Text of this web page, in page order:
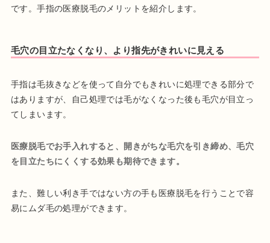
です。手指の医療脱毛のメリットを紹介します。
毛穴の目立たなくなり、より指先がきれいに見える
手指は毛抜きなどを使って自分でもきれいに処理できる部分で
はありますが、自己処理では毛がなくなった後も毛穴が目立っ
てしまいます。
医療脱毛でお手入れすると、開きがちな毛穴を引き締め、毛穴
を目立たちにくくする効果も期待できます。
また、難しい利き手ではない方の手も医療脱毛を行うことで容
易にムダ毛の処理ができます。